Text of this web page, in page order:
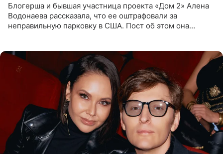
Блогерша и бывшая участница проекта «Дом 2» Алена
Водонаева рассказала, что ее оштрафовали за
неправильную парковку в США. Пост об этом она